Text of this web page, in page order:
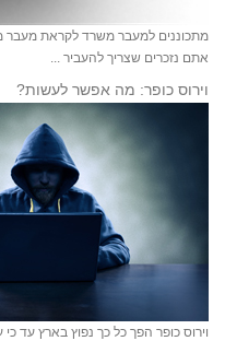
מתכוננים למעבר משרד לקראת מעבר
אתם נזכרים שצריך להעביר ...
וירוס כופר: מה אפשר לעשות?
וירוס כופר הפך כל כך נפוץ בארץ עד